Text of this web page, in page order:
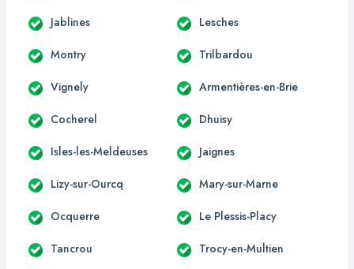
Jablines Lesches
Montry Trilbardou
Vignely Armentières-en-Brie
Cocherel Dhuisy
Isles-les-Meldeuses Jaignes
Lizy-sur-Ourcq Mary-sur-Marne
Ocquerre Le Plessis-Placy
Tancrou Trocy-en-Multien